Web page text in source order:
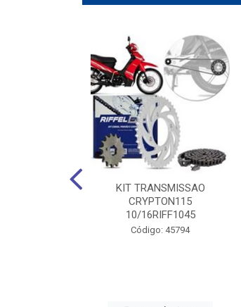
KIT TRANSMISSAO
CRYPTON115
10/16RIFF1045
Código: 45794